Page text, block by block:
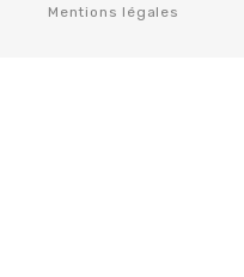
Mentions légales